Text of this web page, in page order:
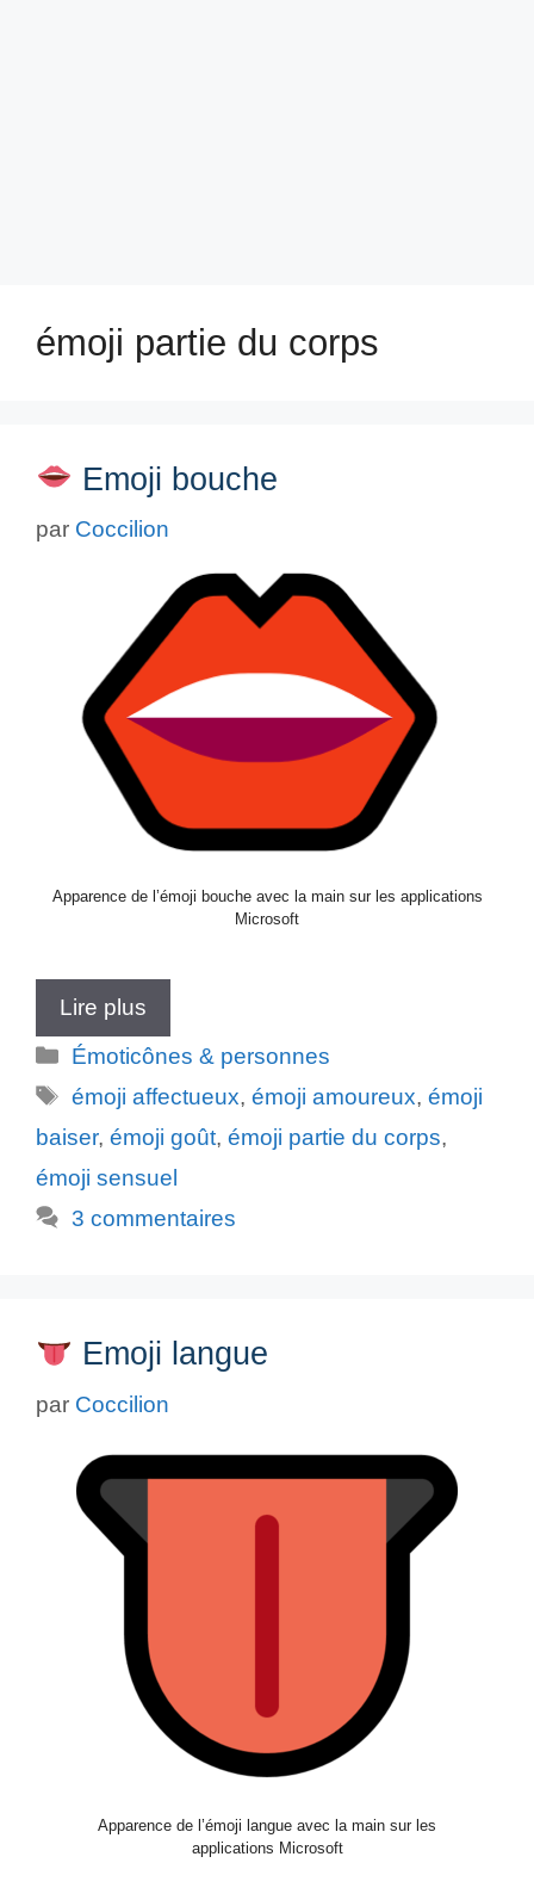
émoji partie du corps
Emoji bouche
par Coccilion
Apparence de l’émoji bouche avec la main sur les applications
Microsoft
Lire plus
Catégories
Émoticônes & personnes
Étiquettes
émoji affectueux,émoji amoureux,émoji
baiser, émoji goût, émoji partie du corps,
émoji sensuel
3 commentaires
Emoji langue
par Coccilion
Apparence de l’émoji langue avec la main sur les
applications Microsoft